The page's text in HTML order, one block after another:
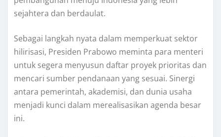
sejahtera dan berdaulat.
Sebagai langkah nyata dalam memperkuat sektor
hilirisasi, Presiden Prabowo meminta para menteri
untuk segera menyusun daftar proyek prioritas dan
mencari sumber pendanaan yang sesuai. Sinergi
antara pemerintah, akademisi, dan dunia usaha
menjadi kunci dalam merealisasikan agenda besar
ini.